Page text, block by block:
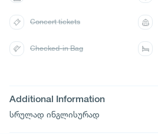
Additional Information
სრულად ინგლისურად
Concert tickets
Checked-in Bag